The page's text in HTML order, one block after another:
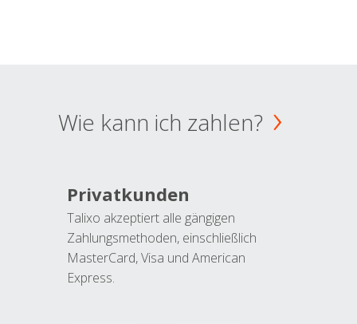
Wie kann ich zahlen?
Privatkunden
Talixo akzeptiert alle gängigen
Zahlungsmethoden, einschließlich
MasterCard, Visa und American
Express.